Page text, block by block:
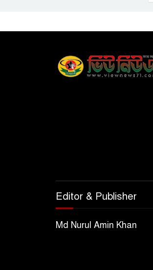
Editor & Publisher
Md Nurul Amin Khan